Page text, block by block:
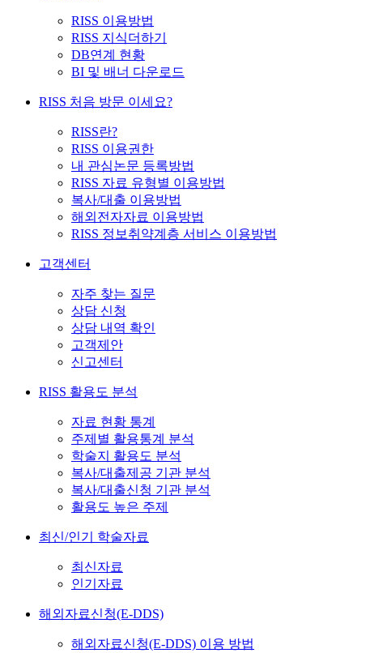
RISS 이용방법
RISS 지식더하기
DB연계 현황
BI 및 배너 다운로드
RISS 처음 방문 이세요?
RISS란?
RISS 이용권한
내 관심논문 등록방법
RISS 자료 유형별 이용방법
복사/대출 이용방법
해외전자자료 이용방법
RISS 정보취약계층 서비스 이용방법
고객센터
자주 찾는 질문
상담 신청
상담 내역 확인
고객제안
신고센터
RISS 활용도 분석
자료 현황 통계
주제별 활용통계 분석
학술지 활용도 분석
복사/대출제공 기관 분석
복사/대출신청 기관 분석
활용도 높은 주제
최신/인기 학술자료
최신자료
인기자료
해외자료신청(E-DDS)
해외자료신청(E-DDS) 이용 방법